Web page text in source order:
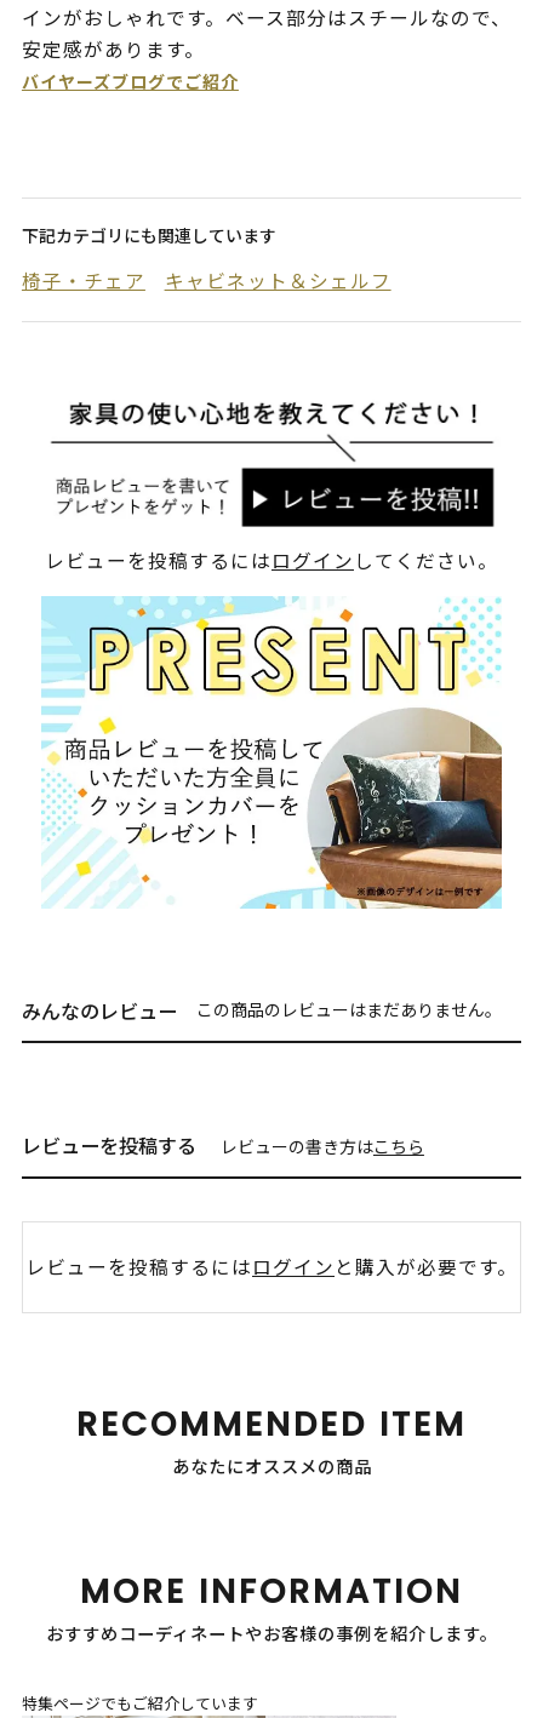
インがおしゃれです。ベース部分はスチールなので、
安定感があります。
バイヤーズブログでご紹介
下記カテゴリにも関連しています
椅子・チェア キャビネット＆シェルフ
レビューを投稿するにはログイン してください。
みんなのレビュー この商品のレビューはまだありません。
レビューを投稿する レビューの書き方はこちら
レビューを投稿するにはログイン と購入が必要です。
RECOMMENDED ITEM
あなたにオススメの商品
MORE INFORMATION
おすすめコーディネートやお客様の事例を紹介します。
特集ページでもご紹介しています